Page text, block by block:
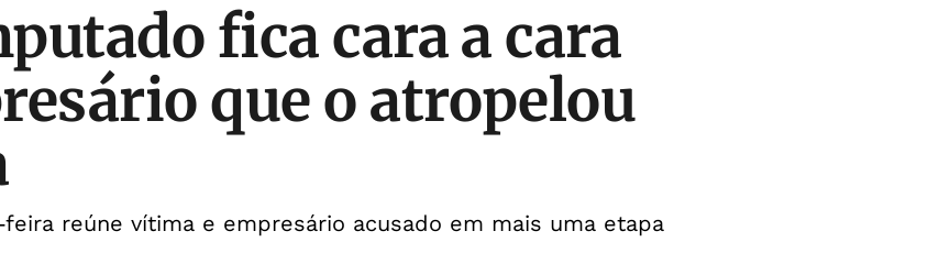
fica cara a cara
que o atropelou
reúne vítima e empresário acusado em mais uma etapa